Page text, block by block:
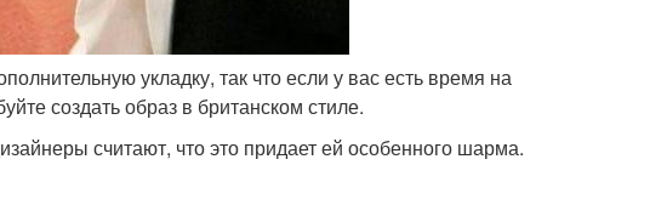
укладку, так что если у вас есть время на
создать образ в британском стиле.
считают, что это придает ей особенного шарма.